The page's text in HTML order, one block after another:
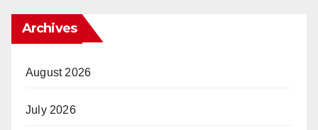
Archives
August 2026
July 2026